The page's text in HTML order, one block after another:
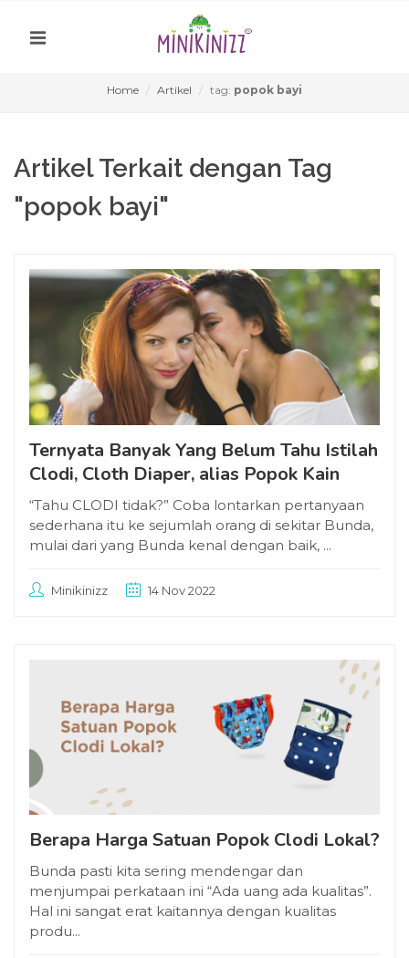
Home Artikel tag: popok bayi
Artikel Terkait dengan Tag
"popok bayi"
Ternyata Banyak Yang Belum Tahu Istilah
Clodi, Cloth Diaper, alias Popok Kain
“Tahu CLODI tidak?” Coba lontarkan pertanyaan
sederhana itu ke sejumlah orang di sekitar Bunda,
mulai dari yang Bunda kenal dengan baik, ...
Minikinizz 14 Nov 2022
Berapa Harga Satuan Popok Clodi Lokal?
Bunda pasti kita sering mendengar dan
menjumpai perkataan ini “Ada uang ada kualitas”.
Hal ini sangat erat kaitannya dengan kualitas
produ...